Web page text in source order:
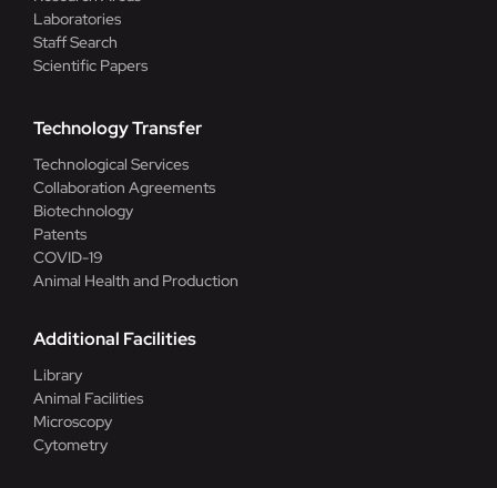
Laboratories
Staff Search
Scientific Papers
Technology Transfer
Technological Services
Collaboration Agreements
Biotechnology
Patents
COVID-19
Animal Health and Production
Additional Facilities
Library
Animal Facilities
Microscopy
Cytometry